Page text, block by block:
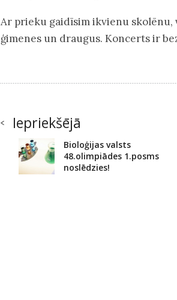
Ar prieku gaidīsim ikvienu skolēnu,
ģimenes un draugus. Koncerts ir
Iepriekšējā
Bioloģijas valsts
48.olimpiādes 1.posms
noslēdzies!